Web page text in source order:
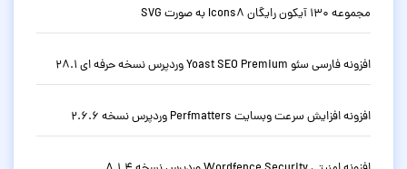
مجموعه 130 آیکون رایگان Icons8 به صورت SVG
افزونه فارسی سئو Yoast SEO Premium وردپرس نسخه حرفه ای 28.1
افزونه افزایش سرعت وبسایت Perfmatters وردپرس نسخه 2.6.6